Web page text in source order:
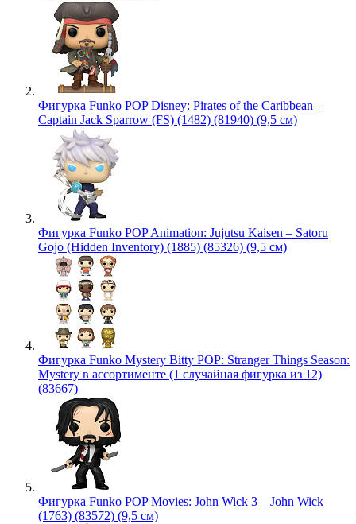
Фигурка Funko POP Disney: Pirates of the Caribbean –
Captain Jack Sparrow (FS) (1482) (81940) (9,5 см)
Фигурка Funko POP Animation: Jujutsu Kaisen – Satoru
Gojo (Hidden Inventory) (1885) (85326) (9,5 см)
Фигурка Funko Mystery Bitty POP: Stranger Things Season:
Mystery в ассортименте (1 случайная фигурка из 12)
(83667)
Фигурка Funko POP Movies: John Wick 3 – John Wick
(1763) (83572) (9,5 см)